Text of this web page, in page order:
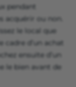
pendant
acquérir ou non.
le local que
cadre d’un achat
ensuite d’un
le bien avant de